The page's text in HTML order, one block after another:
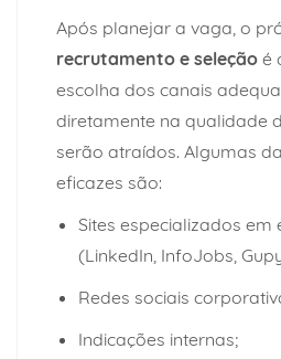
Após planejar a vaga, o
recrutamento e seleção é
escolha dos canais
diretamente na qualidade
serão atraídos. Algumas
eficazes são:
Sites especializados em
(LinkedIn, InfoJobs,
Redes sociais
Indicações internas;